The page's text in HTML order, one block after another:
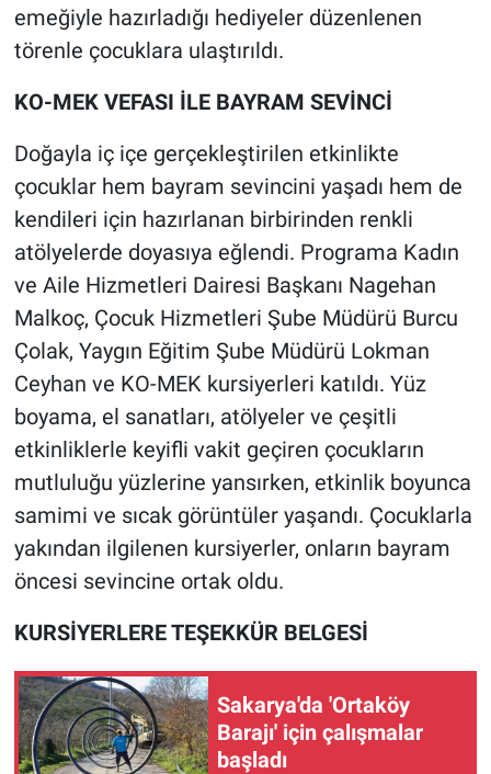
emeğiyle hazırladığı hediyeler düzenlenen
törenle çocuklara ulaştırıldı.
KO-MEK VEFASI İLE BAYRAM SEVİNCİ
Doğayla iç içe gerçekleştirilen etkinlikte
çocuklar hem bayram sevincini yaşadı hem de
kendileri için hazırlanan birbirinden renkli
atölyelerde doyasıya eğlendi. Programa Kadın
ve Aile Hizmetleri Dairesi Başkanı Nagehan
Malkoç, Çocuk Hizmetleri Şube Müdürü Burcu
Çolak, Yaygın Eğitim Şube Müdürü Lokman
Ceyhan ve KO-MEK kursiyerleri katıldı. Yüz
boyama, el sanatları, atölyeler ve çeşitli
etkinliklerle keyifli vakit geçiren çocukların
mutluluğu yüzlerine yansırken, etkinlik boyunca
samimi ve sıcak görüntüler yaşandı. Çocuklarla
yakından ilgilenen kursiyerler, onların bayram
öncesi sevincine ortak oldu.
KURSİYERLERE TEŞEKKÜR BELGESİ
Sakarya'da 'Ortaköy
Barajı' için çalışmalar
başladı